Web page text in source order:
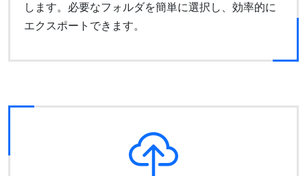
します。必要なフォルダを簡単に選択し、効率的に
エクスポートできます。